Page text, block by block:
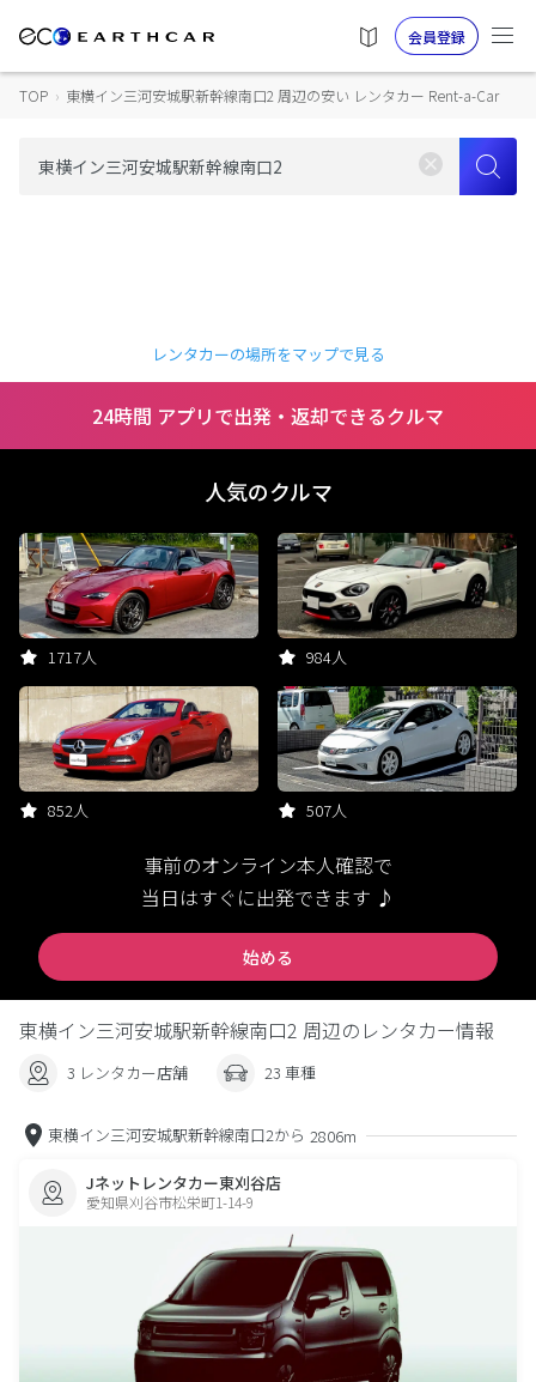
会員登録
TOP › 東横イン三河安城駅新幹線南口2 周辺の安い レンタカー Rent-a-Car
レンタカーの場所をマップで見る
24時間 アプリで出発・返却できるクルマ
人気のクルマ
1717人 984人
852人 507人
事前のオンライン本人確認で
当日はすぐに出発できます ♪
始める
東横イン三河安城駅新幹線南口2 周辺のレンタカー情報
3 レンタカー店舗 23 車種
東横イン三河安城駅新幹線南口2から 2806m
Jネットレンタカー東刈谷店
愛知県刈谷市松栄町1-14-9